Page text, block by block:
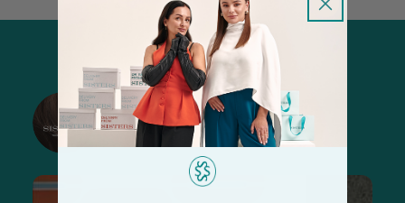
@sisters_stelmakh в Instagram
Підписатися